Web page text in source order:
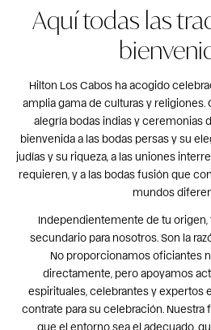
Aquí todas las
Hilton Los Cabos ha acogido
amplia gama de culturas y
alegría bodas indias y ceremonias
bienvenida a las bodas persas y su
judías y su riqueza, a las uniones
requieren, y a las bodas fusión que
mundos
Independientemente de tu origen,
secundario para nosotros. Son la
No proporcionamos oficiantes
directamente, pero apoyamos
espirituales, celebrantes y expertos
contrate para su celebración.
que el entorno sea el adecuado,